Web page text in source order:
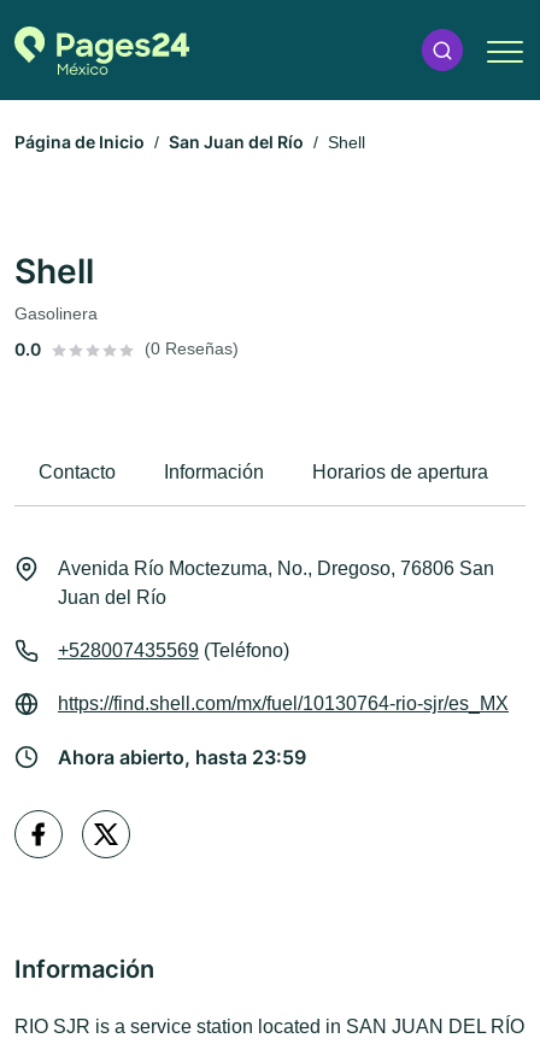
Página de Inicio San Juan del Río Shell
Shell
Gasolinera
0.0 (0 Reseñas)
Contacto Información Horarios de apertura
Avenida Río Moctezuma, No., Dregoso, 76806 San
Juan del Río
+528007435569 (Teléfono)
https://find.shell.com/mx/fuel/10130764-rio-sjr/es_MX
Ahora abierto, hasta 23:59
Información
RIO SJR is a service station located in SAN JUAN DEL RÍO